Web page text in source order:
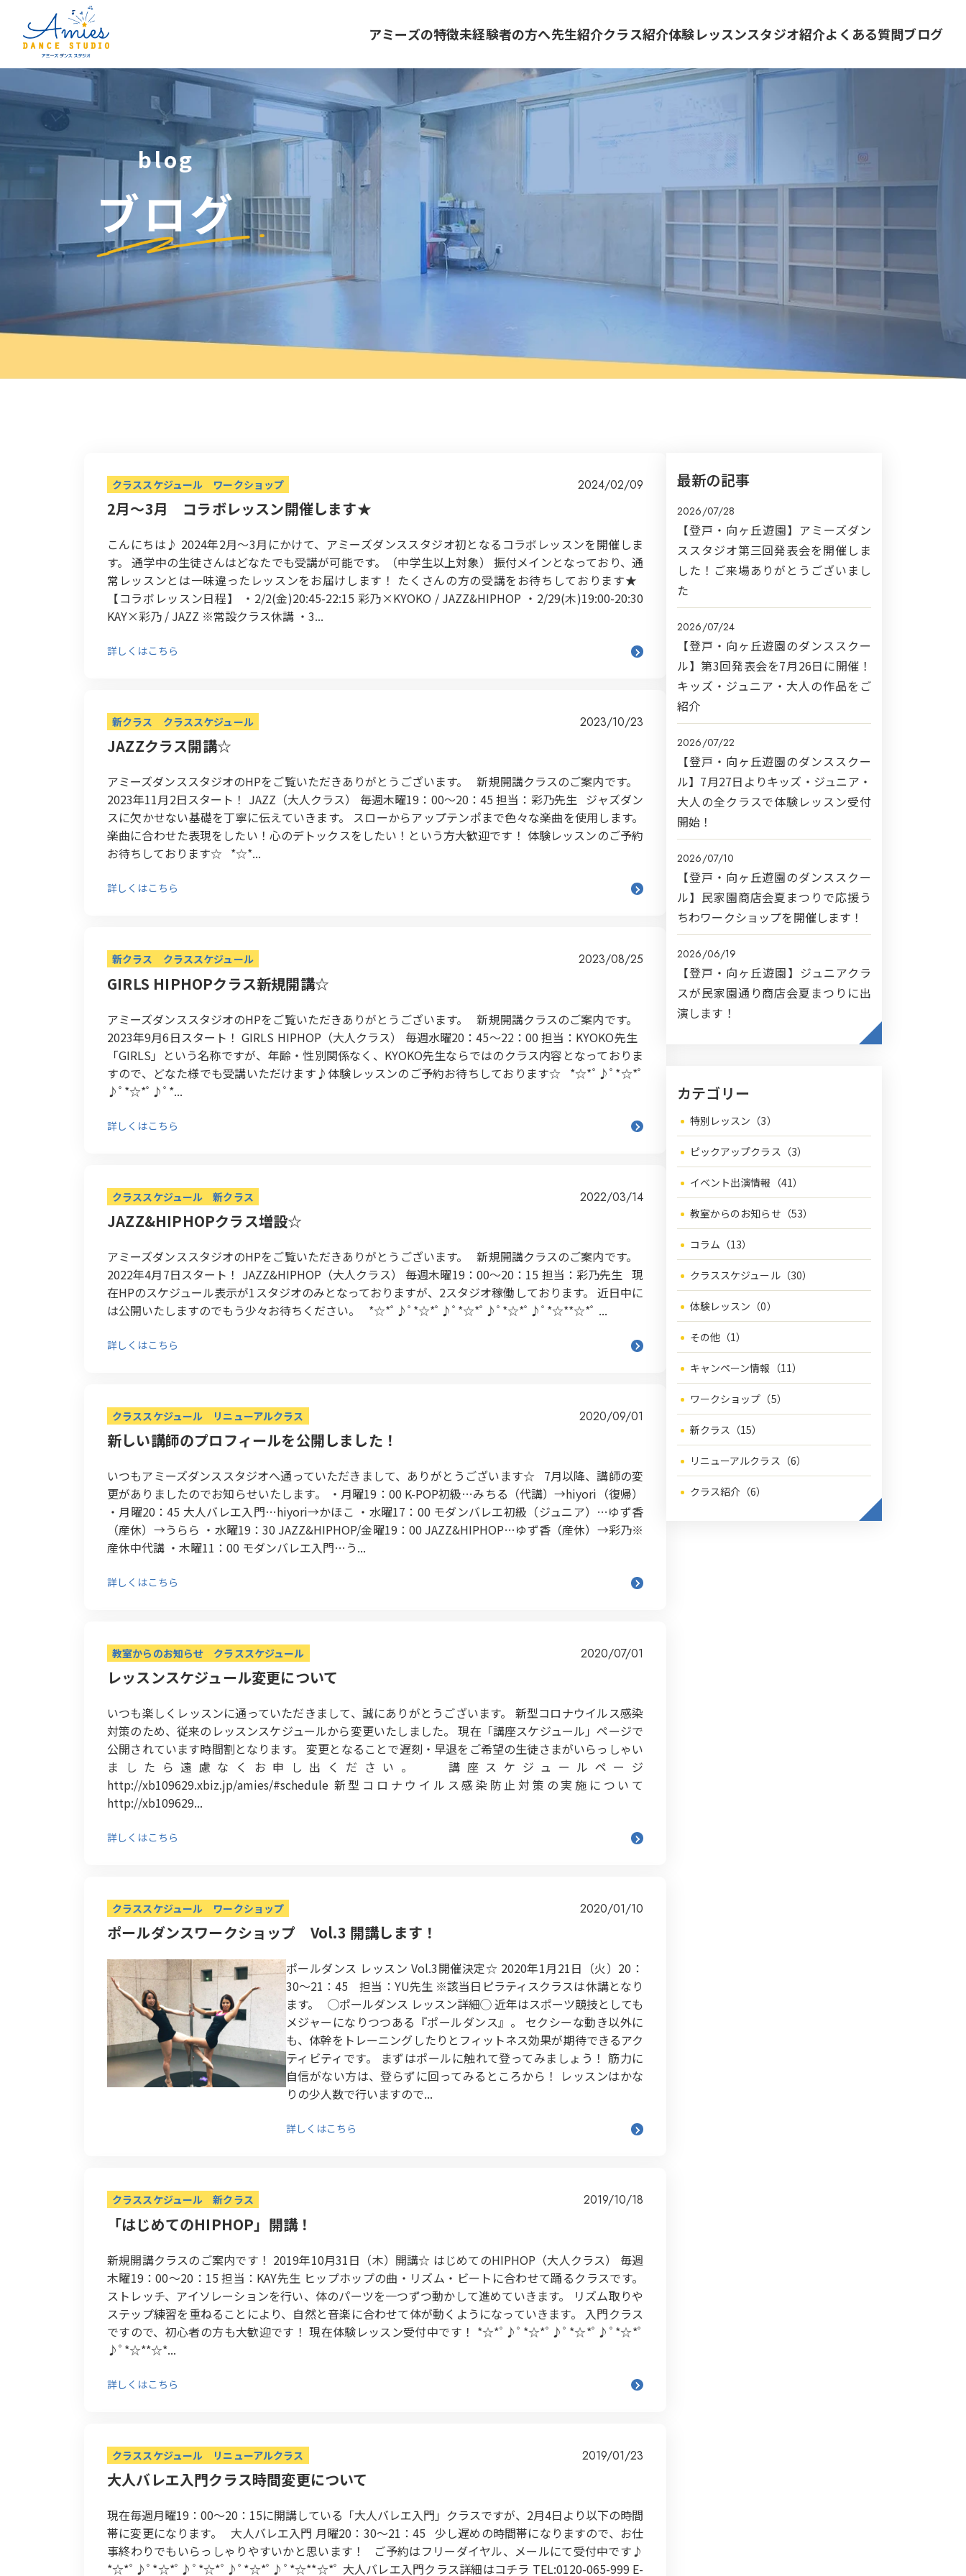
アミーズの特徴未経験者の方へ先生紹介クラス紹介体験レッスンスタジオ紹介よくある質問ブログ
blog
ブログ
クラススケジュール ワークショップ 2024/02/09
2月～3月 コラボレッスン開催します★
こんにちは♪ 2024年2月～3月にかけて、アミーズダンススタジオ初となるコラボレッスンを開催しま
す。 通学中の生徒さんはどなたでも受講が可能です。（中学生以上対象） 振付メインとなっており、通
常レッスンとは一味違ったレッスンをお届けします！ たくさんの方の受講をお待ちしております★
【コラボレッスン日程】 ・2/2(金)20:45-22:15 彩乃×KYOKO / JAZZ&HIPHOP ・2/29(木)19:00-20:30
KAY×彩乃 / JAZZ ※常設クラス休講 ・3...
詳しくはこちら
新クラス クラススケジュール 2023/10/23
JAZZクラス開講☆
アミーズダンススタジオのHPをご覧いただきありがとうございます。 新規開講クラスのご案内です。
2023年11月2日スタート！ JAZZ（大人クラス） 毎週木曜19：00～20：45 担当：彩乃先生 ジャズダン
スに欠かせない基礎を丁寧に伝えていきます。 スローからアップテンポまで色々な楽曲を使用します。
楽曲に合わせた表現をしたい！心のデトックスをしたい！という方大歓迎です！ 体験レッスンのご予約
お待ちしております☆ *☆*...
詳しくはこちら
新クラス クラススケジュール 2023/08/25
GIRLS HIPHOPクラス新規開講☆
アミーズダンススタジオのHPをご覧いただきありがとうございます。 新規開講クラスのご案内です。
2023年9月6日スタート！ GIRLS HIPHOP（大人クラス） 毎週水曜20：45～22：00 担当：KYOKO先生
「GIRLS」という名称ですが、年齢・性別関係なく、KYOKO先生ならではのクラス内容となっておりま
すので、どなた様でも受講いただけます♪体験レッスンのご予約お待ちしております☆ *☆*ﾟ♪ﾟ*☆*ﾟ
♪ﾟ*☆*ﾟ♪ﾟ*...
詳しくはこちら
クラススケジュール 新クラス 2022/03/14
JAZZ&HIPHOPクラス増設☆
アミーズダンススタジオのHPをご覧いただきありがとうございます。 新規開講クラスのご案内です。
2022年4月7日スタート！ JAZZ&HIPHOP（大人クラス） 毎週木曜19：00～20：15 担当：彩乃先生 現
在HPのスケジュール表示が1スタジオのみとなっておりますが、2スタジオ稼働しております。 近日中に
は公開いたしますのでもう少々お待ちください。 *☆*ﾟ♪ﾟ*☆*ﾟ♪ﾟ*☆*ﾟ♪ﾟ*☆*ﾟ♪ﾟ*☆**☆*ﾟ ...
詳しくはこちら
クラススケジュール リニューアルクラス 2020/09/01
新しい講師のプロフィールを公開しました！
いつもアミーズダンススタジオへ通っていただきまして、ありがとうございます☆ 7月以降、講師の変
更がありましたのでお知らせいたします。 ・月曜19：00 K-POP初級…みちる（代講）→hiyori（復帰）
・月曜20：45 大人バレエ入門…hiyori→かほこ ・水曜17：00 モダンバレエ初級（ジュニア）…ゆず香
（産休）→うらら ・水曜19：30 JAZZ&HIPHOP/金曜19：00 JAZZ&HIPHOP…ゆず香（産休）→彩乃※
産休中代講 ・木曜11：00 モダンバレエ入門…う...
詳しくはこちら
教室からのお知らせ クラススケジュール 2020/07/01
レッスンスケジュール変更について
いつも楽しくレッスンに通っていただきまして、誠にありがとうございます。 新型コロナウイルス感染
対策のため、従来のレッスンスケジュールから変更いたしました。 現在「講座スケジュール」ページで
公開されています時間割となります。 変更となることで遅刻・早退をご希望の生徒さまがいらっしゃい
ましたら遠慮なくお申し出ください。 講座スケジュールページ
http://xb109629.xbiz.jp/amies/#schedule 新型コロナウイルス感染防止対策の実施について
http://xb109629...
詳しくはこちら
クラススケジュール ワークショップ 2020/01/10
ポールダンスワークショップ Vol.3 開講します！
ポールダンス レッスン Vol.3開催決定☆ 2020年1月21日（火）20：
30～21：45 担当：YU先生 ※該当日ピラティスクラスは休講となり
ます。 ◯ポールダンス レッスン詳細◯ 近年はスポーツ競技としても
メジャーになりつつある『ポールダンス』。 セクシーな動き以外に
も、体幹をトレーニングしたりとフィットネス効果が期待できるアク
ティビティです。 まずはポールに触れて登ってみましょう！ 筋力に
自信がない方は、登らずに回ってみるところから！ レッスンはかな
りの少人数で行いますので...
詳しくはこちら
クラススケジュール 新クラス 2019/10/18
「はじめてのHIPHOP」開講！
新規開講クラスのご案内です！ 2019年10月31日（木）開講☆ はじめてのHIPHOP（大人クラス） 毎週
木曜19：00～20：15 担当：KAY先生 ヒップホップの曲・リズム・ビートに合わせて踊るクラスです。
ストレッチ、アイソレーションを行い、体のパーツを一つずつ動かして進めていきます。 リズム取りや
ステップ練習を重ねることにより、自然と音楽に合わせて体が動くようになっていきます。 入門クラス
ですので、初心者の方も大歓迎です！ 現在体験レッスン受付中です！ *☆*ﾟ♪ﾟ*☆*ﾟ♪ﾟ*☆*ﾟ♪ﾟ*☆*ﾟ
♪ﾟ*☆**☆*...
詳しくはこちら
クラススケジュール リニューアルクラス 2019/01/23
大人バレエ入門クラス時間変更について
現在毎週月曜19：00～20：15に開講している「大人バレエ入門」クラスですが、2月4日より以下の時間
帯に変更になります。 大人バレエ入門 月曜20：30～21：45 少し遅めの時間帯になりますので、お仕
事終わりでもいらっしゃりやすいかと思います！ ご予約はフリーダイヤル、メールにて受付中です♪
*☆*ﾟ♪ﾟ*☆*ﾟ♪ﾟ*☆*ﾟ♪ﾟ*☆*ﾟ♪ﾟ*☆**☆*ﾟ 大人バレエ入門クラス詳細はコチラ TEL:0120-065-999 E-
最新の記事
2026/07/28
【登戸・向ヶ丘遊園】アミーズダン
ススタジオ第三回発表会を開催しま
した！ご来場ありがとうございまし
た
2026/07/24
【登戸・向ヶ丘遊園のダンススクー
ル】第3回発表会を7月26日に開催！
キッズ・ジュニア・大人の作品をご
紹介
2026/07/22
【登戸・向ヶ丘遊園のダンススクー
ル】7月27日よりキッズ・ジュニア・
大人の全クラスで体験レッスン受付
開始！
2026/07/10
【登戸・向ヶ丘遊園のダンススクー
ル】民家園商店会夏まつりで応援う
ちわワークショップを開催します！
2026/06/19
【登戸・向ヶ丘遊園】ジュニアクラ
スが民家園通り商店会夏まつりに出
演します！
カテゴリー
特別レッスン（3）
ピックアップクラス（3）
イベント出演情報（41）
教室からのお知らせ（53）
コラム（13）
クラススケジュール（30）
体験レッスン（0）
その他（1）
キャンペーン情報（11）
ワークショップ（5）
新クラス（15）
リニューアルクラス（6）
クラス紹介（6）